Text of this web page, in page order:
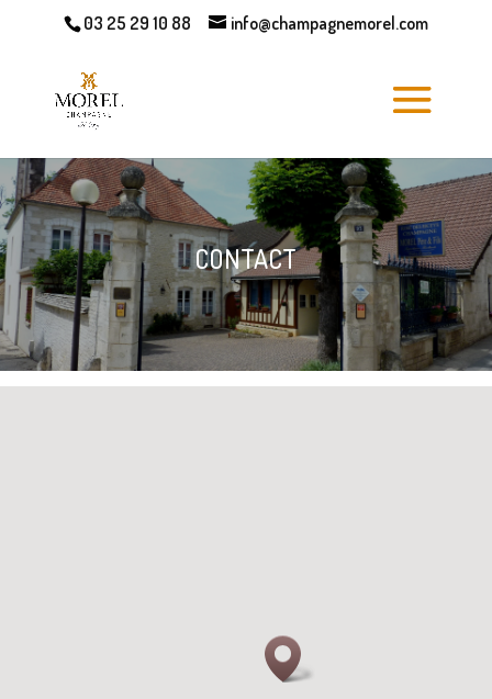
03 25 29 10 88 info@champagnemorel.com
CONTACT